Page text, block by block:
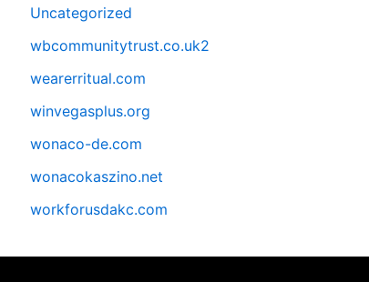
Uncategorized
wbcommunitytrust.co.uk2
wearerritual.com
winvegasplus.org
wonaco-de.com
wonacokaszino.net
workforusdakc.com